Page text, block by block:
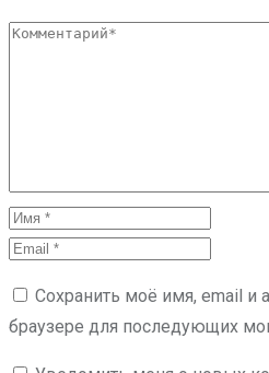
Сохранить моё имя, email и
браузере для последующих